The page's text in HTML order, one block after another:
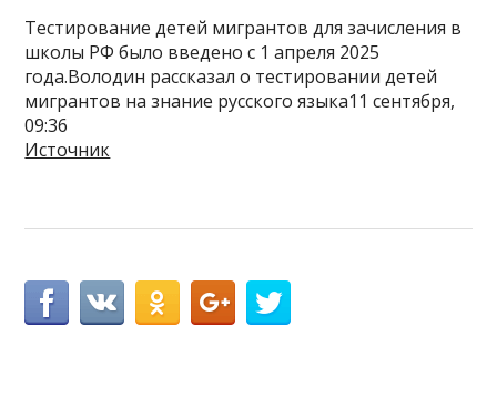
Тестирование детей мигрантов для зачисления в
школы РФ было введено с 1 апреля 2025
года.Володин рассказал о тестировании детей
мигрантов на знание русского языка11 сентября,
09:36
Источник